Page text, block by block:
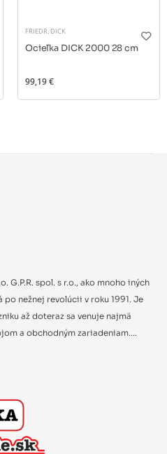
FRIEDR. DICK
Ocieľka DICK 2000 28 cm
99,19 €
G.P.R. spol. s r.o., ako mnoho iných
nežnej revolúcii v roku 1991. Je
až doteraz sa venuje najmä
a obchodným zariadeniam....